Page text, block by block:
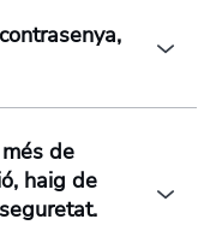
de
haig de